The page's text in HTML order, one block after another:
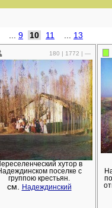
9 10 11 13
180 | 1772 | —
хутор в
поселке с
группою крестьян.
см. Надеждинский